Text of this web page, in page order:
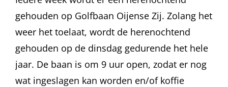
gehouden op Golfbaan Oijense Zij. Zolang het
weer het toelaat, wordt de herenochtend
gehouden op de dinsdag gedurende het hele
jaar. De baan is om 9 uur open, zodat er nog
wat ingeslagen kan worden en/of koffie